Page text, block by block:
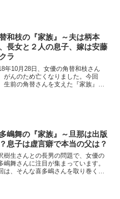
和枝の『家族』～夫は柄本
長女と２人の息子、嫁は安藤
ラ
年10月28日、女優の角替和枝さん
がんのため亡くなりました。今回
生前の角替さんを支えた『家族』を
嶋舞の『家族』～旦那は出版
息子は虚言癖で本当の父は？
樹生さんとの長男の問題で、女優の
嶋舞さんに注目が集まっています。
は、そんな喜多嶋さんを取り巻く